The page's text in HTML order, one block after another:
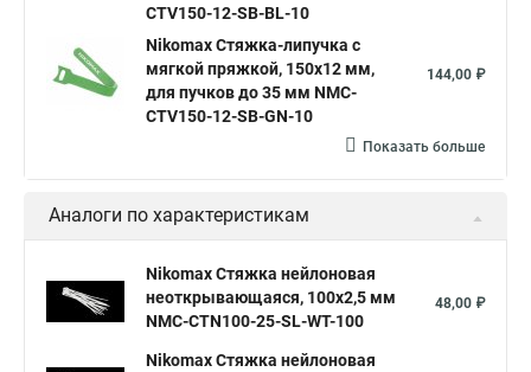
CTV150-12-SB-BL-10
Nikomax Стяжка-липучка с
мягкой пряжкой, 150х12 мм,
для пучков до 35 мм NMC-
CTV150-12-SB-GN-10
144,00 ₽
Показать больше
Аналоги по характеристикам
Nikomax Стяжка нейлоновая
неоткрывающаяся, 100х2,5 мм
NMC-CTN100-25-SL-WT-100
48,00 ₽
Nikomax Стяжка нейлоновая